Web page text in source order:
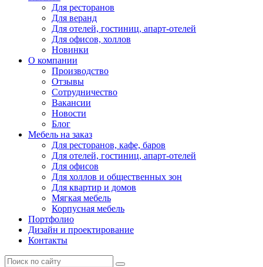
Для ресторанов
Для веранд
Для отелей, гостиниц, апарт-отелей
Для офисов, холлов
Новинки
О компании
Производство
Отзывы
Сотрудничество
Вакансии
Новости
Блог
Мебель на заказ
Для ресторанов, кафе, баров
Для отелей, гостиниц, апарт-отелей
Для офисов
Для холлов и общественных зон
Для квартир и домов
Мягкая мебель
Корпусная мебель
Портфолио
Дизайн и проектирование
Контакты